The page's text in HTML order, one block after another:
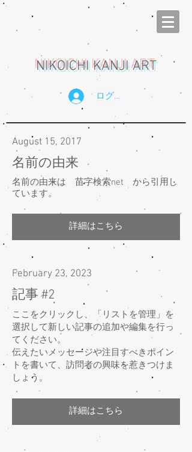
NIKOICHI KANJI ART
ログイン
August 15, 2017
名前の由来
名前の由来は 苗字検索net から引用し
ています。
詳細はこちら
February 23, 2023
記事 #2
ここをクリックし、「リストを管理」を
選択して新しい記事の追加や編集を行っ
てください。
伝えたいメッセージや注目すべきポイン
トを書いて、訪問者の興味を惹きつけま
しょう。
詳細はこちら